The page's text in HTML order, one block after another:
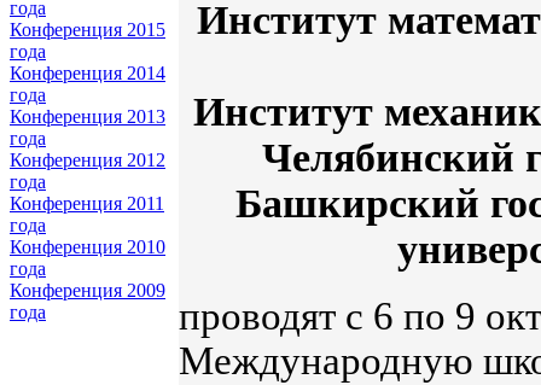
года
Конференция 2015
года
Конференция 2014
года
Конференция 2013
года
Конференция 2012
года
Конференция 2011
года
Конференция 2010
года
Конференция 2009
года
Институт
Институт
Челябинский
Башкирский
проводят с 6 по 9
Международную